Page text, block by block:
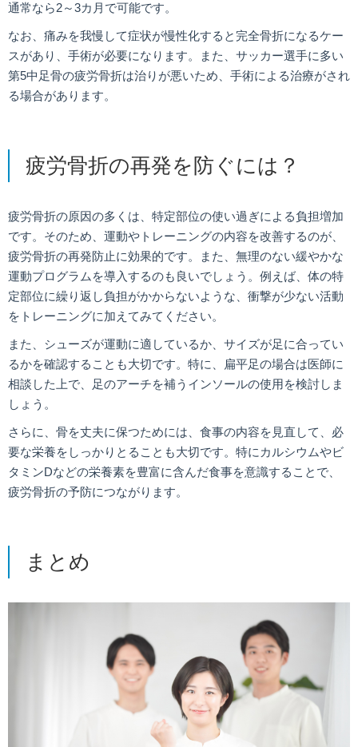
通常なら2～3カ月で可能です。
なお、痛みを我慢して症状が慢性化すると完全骨折になるケー
スがあり、手術が必要になります。また、サッカー選手に多い
第5中足骨の疲労骨折は治りが悪いため、手術による治療がされ
る場合があります。
疲労骨折の再発を防ぐには？
疲労骨折の原因の多くは、特定部位の使い過ぎによる負担増加
です。そのため、運動やトレーニングの内容を改善するのが、
疲労骨折の再発防止に効果的です。また、無理のない緩やかな
運動プログラムを導入するのも良いでしょう。例えば、体の特
定部位に繰り返し負担がかからないような、衝撃が少ない活動
をトレーニングに加えてみてください。
また、シューズが運動に適しているか、サイズが足に合ってい
るかを確認することも大切です。特に、扁平足の場合は医師に
相談した上で、足のアーチを補うインソールの使用を検討しま
しょう。
さらに、骨を丈夫に保つためには、食事の内容を見直して、必
要な栄養をしっかりとることも大切です。特にカルシウムやビ
タミンDなどの栄養素を豊富に含んだ食事を意識することで、
疲労骨折の予防につながります。
まとめ